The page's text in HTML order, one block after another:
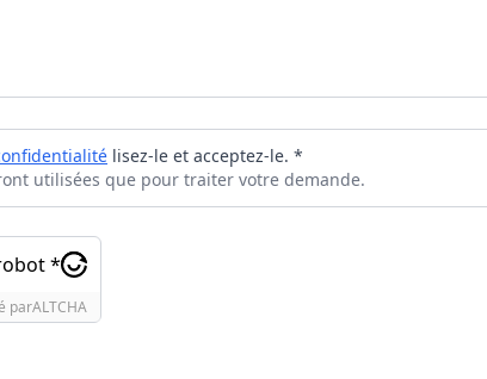
lisez-le et acceptez-le. *
utilisées que pour traiter votre demande.
*
parALTCHA